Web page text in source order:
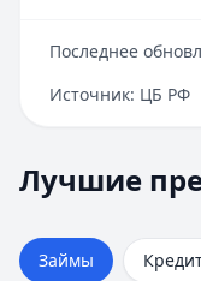
Последнее
Источник: ЦБ РФ
Кредиты — лучшие
Сумма:30 000–30
Срок: до180 мес.
Сумма:до 30 000 ₽
Рейтинг:4.7
Деньги сразу —
Лучшие
Займы